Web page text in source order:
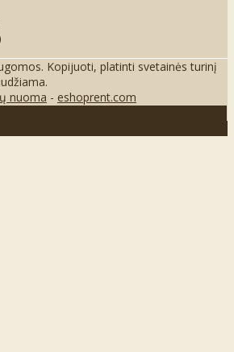
Kopijuoti, platinti svetainės turinį
nuoma - eshoprent.com